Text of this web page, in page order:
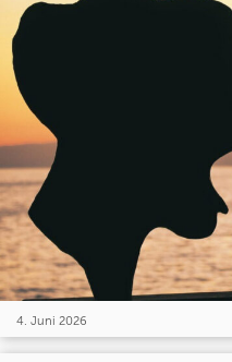
4. Juni 2026